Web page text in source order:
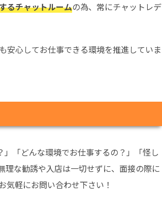
るチャットルームの為、常にチャットレデ
安心してお仕事できる環境を推進していま
」「どんな環境でお仕事するの？」「怪し
理な勧誘や入店は一切せずに、面接の際に
軽にお問い合わせ下さい！